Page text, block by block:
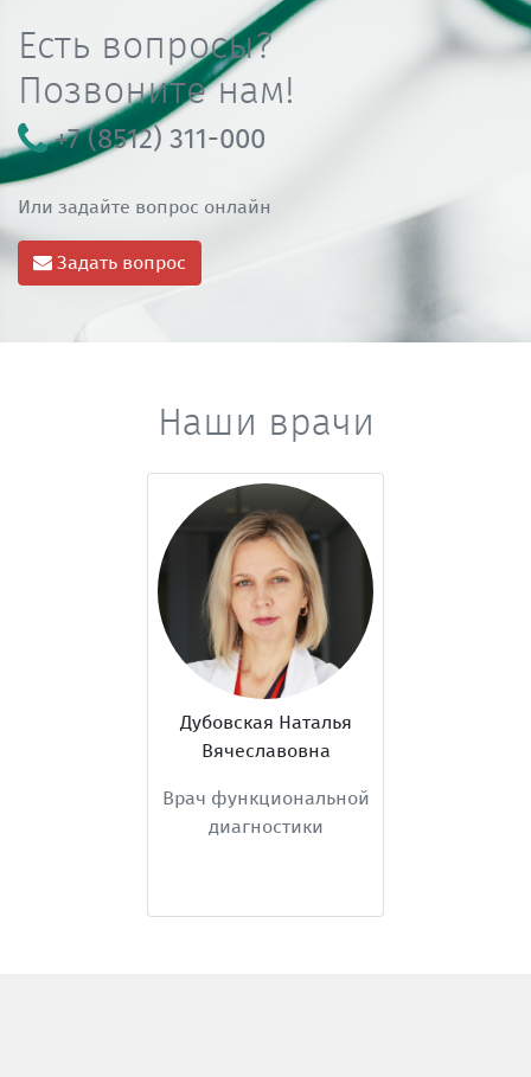
Есть вопросы?
Позвоните нам!
+7 (8512) 311-000
Или задайте вопрос онлайн
Задать вопрос
Наши врачи
Архипова Инна
Врач функциональной